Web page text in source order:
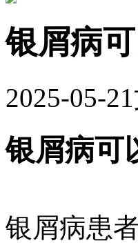
银屑病
2025-05-21
银屑病可
银屑病患